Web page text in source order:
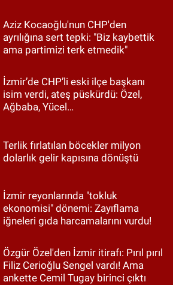
Aziz Kocaoğlu'nun CHP'den
ayrılığına sert tepki: "Biz kaybettik
ama partimizi terk etmedik"
İzmir’de CHP’li eski ilçe başkanı
isim verdi, ateş püskürdü: Özel,
Ağbaba, Yücel…
Terlik fırlatılan böcekler milyon
dolarlık gelir kapısına dönüştü
İzmir reyonlarında "tokluk
ekonomisi" dönemi: Zayıflama
iğneleri gıda harcamalarını vurdu!
Özgür Özel'den İzmir itirafı: Pırıl pırıl
Filiz Cerioğlu Sengel vardı! Ama
ankette Cemil Tugay birinci çıktı